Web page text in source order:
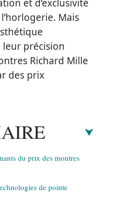
et d’exclusivité
Mais
leur précision
Richard Mille
des prix
du prix des montres
de pointe